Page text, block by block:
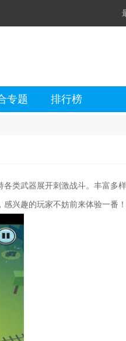
专题 排行榜
各类武器展开刺激战斗。丰富多
兴趣的玩家不妨前来体验一番！